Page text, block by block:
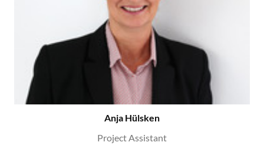
Anja Hülsken
Project Assistant